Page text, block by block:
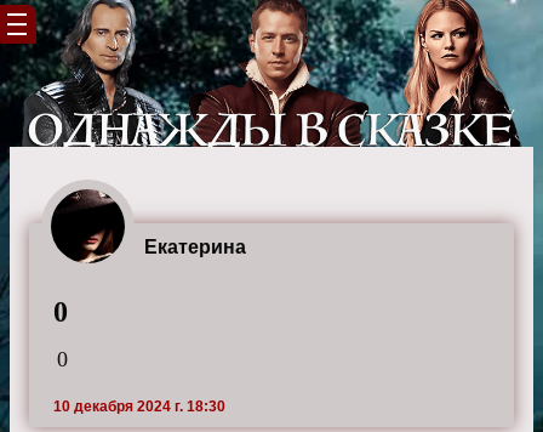
Екатерина
0
0
10 декабря 2024 г. 18:30